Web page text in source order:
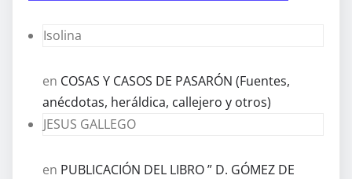
Isolina
en COSAS Y CASOS DE PASARÓN (Fuentes,
anécdotas, heráldica, callejero y otros)
JESUS GALLEGO
en PUBLICACIÓN DEL LIBRO ” D. GÓMEZ DE